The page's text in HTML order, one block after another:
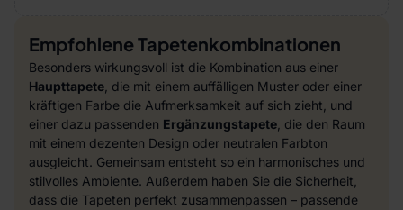
Empfohlene Tapetenkombinationen
Besonders wirkungsvoll ist die Kombination aus einer
Haupttapete , die mit einem auffälligen Muster oder einer
kräftigen Farbe die Aufmerksamkeit auf sich zieht, und
einer dazu passenden Ergänzungstapete , die den Raum
mit einem dezenten Design oder neutralen Farbton
ausgleicht. Gemeinsam entsteht so ein harmonisches und
stilvolles Ambiente. Außerdem haben Sie die Sicherheit,
dass die Tapeten perfekt zusammenpassen – passende